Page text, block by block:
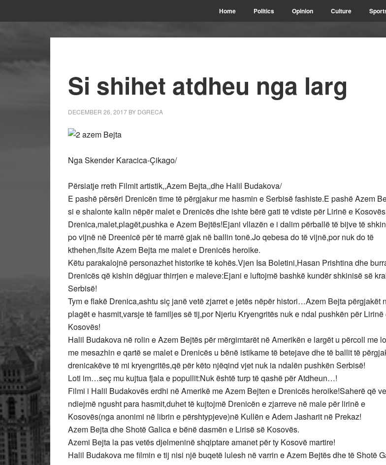
Home Politics Opinion Culture
Si shihet atdheu nga larg
DECEMBER 26, 2017 BY DGRECA
Nga Skender Karacica-Çikago/
Përsiatje rreth Filmit artistik,,Azem Bejta,,dhe Halil Budakova/
E pashë përsëri Drenicën time të përgjakur me hasmin e Serbisë fashiste.E pashë Azem
si e shalonte kalin nëpër malet e Drenicës dhe ishte bërë gati të vdiste për Lirinë e
Drenica,malet,plagët,pushka e Azem Bejtës!Ejani vllazën e i dalim përballë të bijve të
po vijnë në Dreenicë për të marrë gjak në ballin tonë.Jo qebesa do të vijnë,por nuk do të
kthehen,flsite Azem Bejta me malet e Drenicës heroike.
Këtu parakalojnë personazhet historike të kohës.Vjen Isa Boletini,Hasan Prishtina dhe
Drenicës që kishin dëgjuar thirrjen e maleve:Ejani e luftojmë bashkë kundër shkinisë së
Serbisë!
Tym e flakë Drenica,ashtu siç janë vetë zjarret e jetës nëpër histori…Azem Bejta përgjakët
plagët e hasmit,varsje të familjes së tij,por Njeriu Kryengritës nuk e ndal pushkën për Lirinë
Kosovës!
Halil Budakova në rolin e Azem Bejtës për mërgimtarët në Amerikën e largët u përcoll me
me mesazhin e qartë se malet e Drenicës u bënë istikame të betejave dhe të ballit të
drenicakëve të mi kryengritës,që për këto njëqind vjet nuk ia ndalën pushkën Serbisë!
Loti im…seç mu kujtua fjala e popullit:Nuk është turp të qashë për Atdheun…!
Filmi i Halil Budakovës erdhi në Amerikë me Azem Bejten e Drenicës heroike!Saherë që
ndiejmë ngusht para hasmit,duhet të kujtojmë Drenicën e zjarreve në male për lirinë e
Kosovës(nga anonimi në librin e përshtypjeve)në Kullën e Adem Jasharit në Prekaz!
Azem Bejta dhe Shotë Galica e bënë dasmën e Lirisë së Kosovës.
Azemi Bejta la pas vetës djelmeninë shqiptare amanet për ty Kosovë martire!
Halil Budakova me filmin e tij nisi një buqetë lulesh në varrin e Azem Bejtës dhe të Shotë